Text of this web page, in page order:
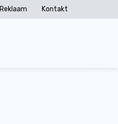
Reklaam Kontakt